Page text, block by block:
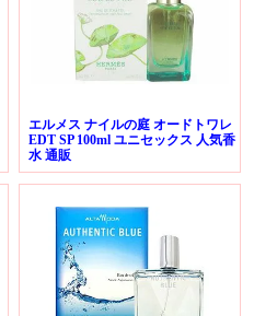
エルメス ナイルの庭 オードトワレ
EDT SP 100ml ユニセックス 人気香
水 通販